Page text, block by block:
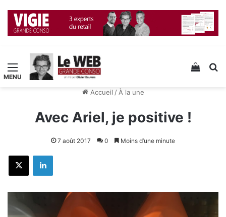
Menu Voir
Accueil / À la une
Avec Ariel, je positive !
7 août 2017 0 Moins d’une minute
X Linkedin